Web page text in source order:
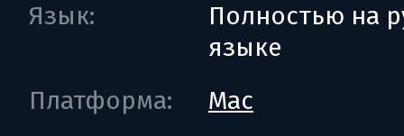
Язык:
Полностью на
языке
Платформа:
Mac